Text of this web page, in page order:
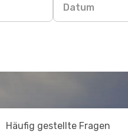
Datum
Häufig gestellte Fragen